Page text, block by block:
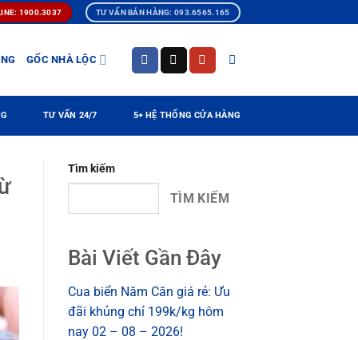
1900.3037 TƯ VẤN BÁN HÀNG: 093.6565.165
GỐC NHÀ LỘC
TƯ VẤN 24/7 5+ HỆ THỐNG CỬA HÀNG
Tìm kiếm
TÌM KIẾM
Bài Viết Gần Đây
Cua biển Năm Căn giá rẻ: Ưu
đãi khủng chỉ 199k/kg hôm
nay 02 – 08 – 2026!